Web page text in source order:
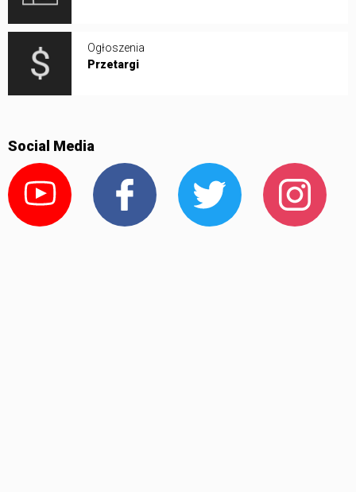
Ogłoszenia
Przetargi
Social Media